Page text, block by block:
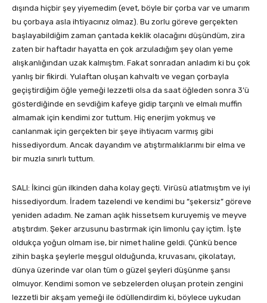
dışında hiçbir şey yiyemedim (evet, böyle bir çorba var ve umarım
bu çorbaya asla ihtiyacınız olmaz). Bu zorlu göreve gerçekten
başlayabildiğim zaman çantada keklik olacağını düşündüm, zira
zaten bir haftadır hayatta en çok arzuladığım şey olan yeme
alışkanlığından uzak kalmıştım. Fakat sonradan anladım ki bu çok
yanlış bir fikirdi. Yulaftan oluşan kahvaltı ve vegan çorbayla
geçiştirdiğim öğle yemeği lezzetli olsa da saat öğleden sonra 3’ü
gösterdiğinde en sevdiğim kafeye gidip tarçınlı ve elmalı muffin
almamak için kendimi zor tuttum. Hiç enerjim yokmuş ve
canlanmak için gerçekten bir şeye ihtiyacım varmış gibi
hissediyordum. Ancak dayandım ve atıştırmalıklarımı bir elma ve
bir muzla sınırlı tuttum.
SALI: İkinci gün ilkinden daha kolay geçti. Virüsü atlatmıştım ve iyi
hissediyordum. İradem tazelendi ve kendimi bu “şekersiz” göreve
yeniden adadım. Ne zaman açlık hissetsem kuruyemiş ve meyve
atıştırdım. Şeker arzusunu bastırmak için limonlu çay içtim. İşte
oldukça yoğun olmam ise, bir nimet haline geldi. Çünkü bence
zihin başka şeylerle meşgul olduğunda, kruvasanı, çikolatayı,
dünya üzerinde var olan tüm o güzel şeyleri düşünme şansı
olmuyor. Kendimi somon ve sebzelerden oluşan protein zengini
lezzetli bir akşam yemeği ile ödüllendirdim ki, böylece uykudan